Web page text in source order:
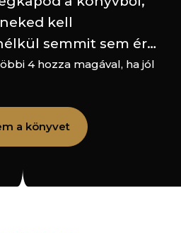
kell
semmit sem ér…
4 hozza magával, ha jól
a könyvet